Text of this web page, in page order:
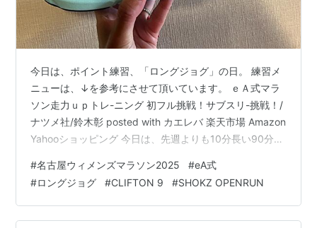
今日は、ポイント練習、「ロングジョグ」の日。 練習メ
ニューは、↓を参考にさせて頂いています。 ｅＡ式マラ
ソン走力ｕｐトレ-ニング 初フル挑戦！サブスリ-挑戦！/
ナツメ社/鈴木彰 posted with カエレバ 楽天市場 Amazon
Yahooショッピング 今日は、先週よりも10分長い90分走
す。 今回ポイント練習に臨むに当たり、ニューアイテム
を2点投入しました！ まずは、シューズ。 HOKA
CLIFTON 9を楽天で購入しました！ 最大10％OFFクーポ
ン 【10/14〜10/20】 ホカオネオネ CLIFTON 9 クリフト
#名古屋ウィメンズマラソン2025 #eA式
#ロングジョグ #CLIFTON 9 #SHOKZ OPENRUN